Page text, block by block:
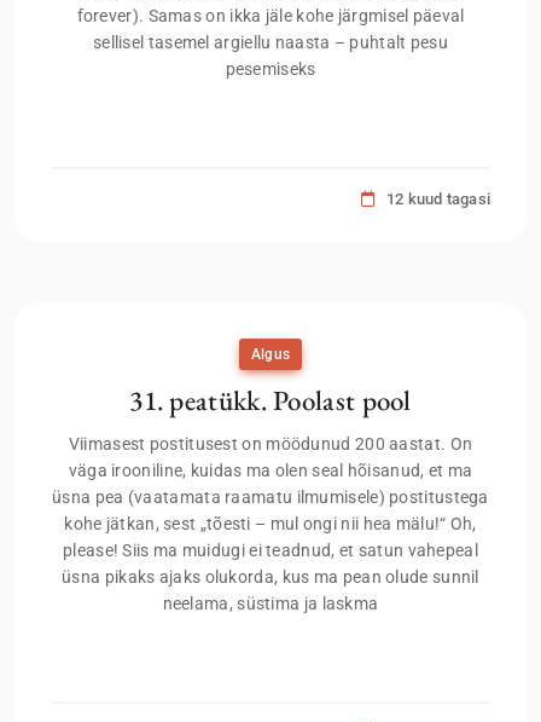
forever). Samas on ikka jäle kohe järgmisel päeval
sellisel tasemel argiellu naasta – puhtalt pesu
pesemiseks
12 kuud tagasi
Algus
31. peatükk. Poolast pool
Viimasest postitusest on möödunud 200 aastat. On
väga irooniline, kuidas ma olen seal hõisanud, et ma
üsna pea (vaatamata raamatu ilmumisele) postitustega
kohe jätkan, sest „tõesti – mul ongi nii hea mälu!“ Oh,
please! Siis ma muidugi ei teadnud, et satun vahepeal
üsna pikaks ajaks olukorda, kus ma pean olude sunnil
neelama, süstima ja laskma